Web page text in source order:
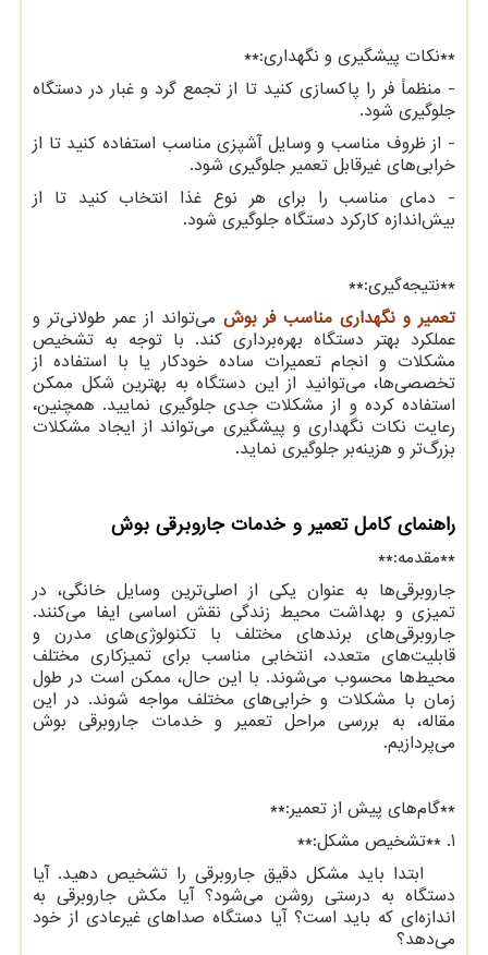
**نکات پیشگیری و نگهداری:**
- منظماً فر را پاکسازی کنید تا از تجمع گرد و غبار در دستگاه
جلوگیری شود.
- از ظروف مناسب و وسایل آشپزی مناسب استفاده کنید تا از
خرابی‌های غیرقابل تعمیر جلوگیری شود.
- دمای مناسب را برای هر نوع غذا انتخاب کنید تا از
بیش‌اندازه کارکرد دستگاه جلوگیری شود.
**نتیجه‌گیری:**
تعمیر و نگهداری مناسب فر بوش می‌تواند از عمر طولانی‌تر و
عملکرد بهتر دستگاه بهره‌برداری کند. با توجه به تشخیص
مشکلات و انجام تعمیرات ساده خودکار یا با استفاده از
تخصصی‌ها، می‌توانید از این دستگاه به بهترین شکل ممکن
استفاده کرده و از مشکلات جدی جلوگیری نمایید. همچنین،
رعایت نکات نگهداری و پیشگیری می‌تواند از ایجاد مشکلات
بزرگ‌تر و هزینه‌بر جلوگیری نماید.
راهنمای کامل تعمیر و خدمات جاروبرقی بوش
**مقدمه:**
جاروبرقی‌ها به عنوان یکی از اصلی‌ترین وسایل خانگی، در
تمیزی و بهداشت محیط زندگی نقش اساسی ایفا می‌کنند.
جاروبرقی‌های برندهای مختلف با تکنولوژی‌های مدرن و
قابلیت‌های متعدد، انتخابی مناسب برای تمیزکاری مختلف
محیط‌ها محسوب می‌شوند. با این حال، ممکن است در طول
زمان با مشکلات و خرابی‌های مختلف مواجه شوند. در این
مقاله، به بررسی مراحل تعمیر و خدمات جاروبرقی بوش
می‌پردازیم.
**گام‌های پیش از تعمیر:**
1. **تشخیص مشکل:**
ابتدا باید مشکل دقیق جاروبرقی را تشخیص دهید. آیا
دستگاه به درستی روشن می‌شود؟ آیا مکش جاروبرقی به
اندازه‌ای که باید است؟ آیا دستگاه صداهای غیرعادی از خود
می‌دهد؟